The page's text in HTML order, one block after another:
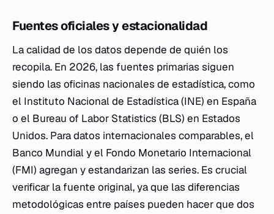
Fuentes oficiales y estacionalidad
La calidad de los datos depende de quién los
recopila. En 2026, las fuentes primarias siguen
siendo las oficinas nacionales de estadística, como
el Instituto Nacional de Estadística (INE) en España
o el Bureau of Labor Statistics (BLS) en Estados
Unidos. Para datos internacionales comparables, el
Banco Mundial y el Fondo Monetario Internacional
(FMI) agregan y estandarizan las series. Es crucial
verificar la fuente original, ya que las diferencias
metodológicas entre países pueden hacer que dos